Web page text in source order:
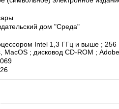
дом "Среда"
Intel 1,3 ГГц и выше ;
MacOS ; дисковод CD-ROM ;